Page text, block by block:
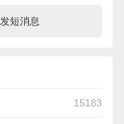
发短消息
15183